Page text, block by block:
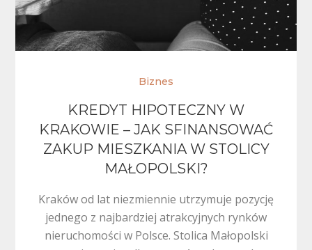
Biznes
KREDYT HIPOTECZNY W
KRAKOWIE – JAK SFINANSOWAĆ
ZAKUP MIESZKANIA W STOLICY
MAŁOPOLSKI?
Kraków od lat niezmiennie utrzymuje pozycję
jednego z najbardziej atrakcyjnych rynków
nieruchomości w Polsce. Stolica Małopolski